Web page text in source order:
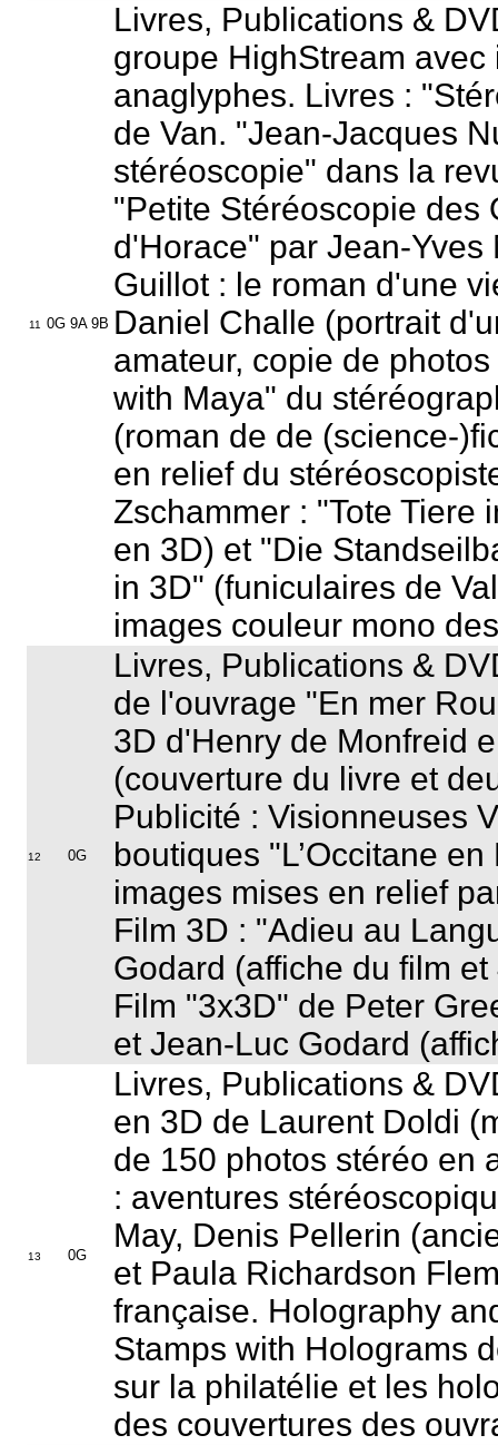
11 0G 9A 9B
Livres, Publications &
groupe HighStream
anaglyphes. Livres : "
de Van. "Jean-Jacques
stéréoscopie" dans la
"Petite Stéréoscopie des
d'Horace" par Jean-Yves
Guillot : le roman d'une
Daniel Challe (portrait
amateur, copie de
with Maya" du
(roman de de (science-
en relief du
Zschammer : "Tote Tiere
en 3D) et "Die
in 3D" (funiculaires de
images couleur mono
12 0G
Livres, Publications &
de l'ouvrage "En mer
3D d'Henry de Monfreid
(couverture du livre et
Publicité : Visionneuses
boutiques "L’Occitane
images mises en relief
Film 3D : "Adieu au
Godard (affiche du film
Film "3x3D" de Peter
et Jean-Luc Godard
13 0G
Livres, Publications &
en 3D de Laurent Doldi
de 150 photos stéréo en
: aventures
May, Denis Pellerin
et Paula Richardson
française. Holography
Stamps with Holograms
sur la philatélie et les
des couvertures des